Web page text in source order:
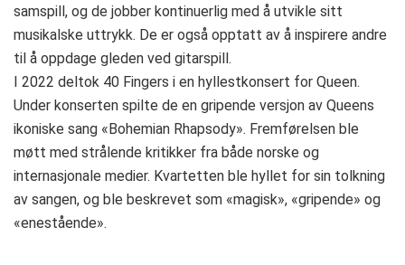
samspill, og de jobber kontinuerlig med å utvikle sitt
musikalske uttrykk. De er også opptatt av å inspirere andre
til å oppdage gleden ved gitarspill.
I 2022 deltok 40 Fingers i en hyllestkonsert for Queen.
Under konserten spilte de en gripende versjon av Queens
ikoniske sang «Bohemian Rhapsody». Fremførelsen ble
møtt med strålende kritikker fra både norske og
internasjonale medier. Kvartetten ble hyllet for sin tolkning
av sangen, og ble beskrevet som «magisk», «gripende» og
«enestående».